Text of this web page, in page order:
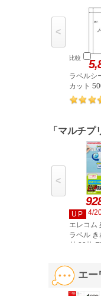
比較
ラベルシ
カット
<
「マルチ
UP
4/
エレコム
ラベル
付 20枚
<
エー